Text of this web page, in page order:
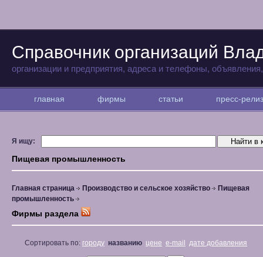
Справочник организаций
организации и предприятия, адреса и телефоны,
главная фирмы статьи пресс-
Я ищу:
Пищевая промышленность
Главная страница Производство и сельское хозяйство
Пищевая
промышленность
Фирмы раздела
Сортировать по: городу названию цене e-mail дате добавления